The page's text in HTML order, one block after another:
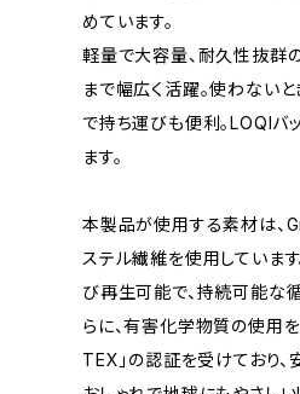
めています。
軽量で大容量、耐久性抜群
まで幅広く活躍。使わない
で持ち運びも便利。LOQIバ
ます。
本製品が使用する素材は
ステル繊維を使用していま
び再生可能で、持続可能な
らに、有害化学物質の使用
TEX」の認証を受けており、